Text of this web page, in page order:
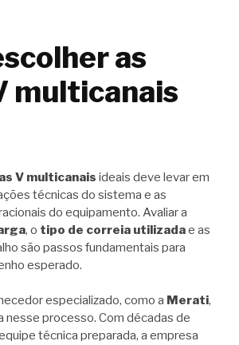
as
multicanais
V multicanais ideais deve levar em
técnicas do sistema e as
do equipamento. Avaliar a
, o tipo de correia utilizadae as
são passos fundamentais para
esperado.
especializado, como a Merati,
nesse processo. Com décadas de
técnica preparada, a empresa